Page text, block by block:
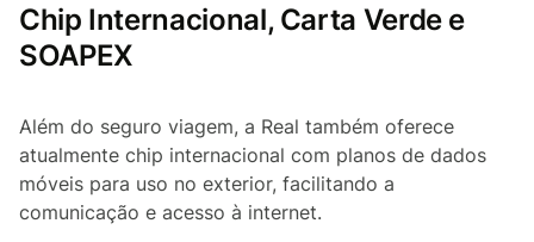
Chip Internacional, Carta Verde e
SOAPEX
Além do seguro viagem, a Real também oferece
atualmente chip internacional com planos de dados
móveis para uso no exterior, facilitando a
comunicação e acesso à internet.